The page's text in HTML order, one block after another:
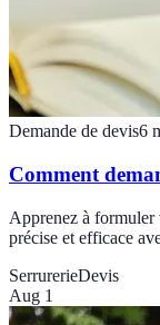
Demande de devis6
Comment
Apprenez à formuler
précise et efficace
SerrurerieDevis
Aug 1